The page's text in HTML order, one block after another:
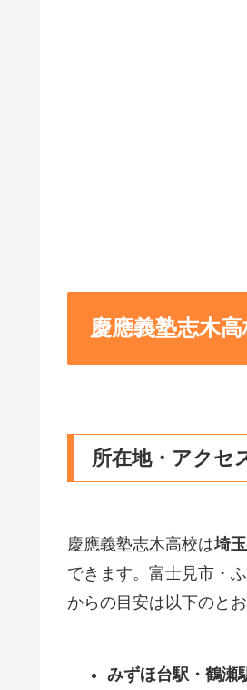
慶應義塾志木
所在地・アクセ
慶應義塾志木高校は埼
できます。富士見市・
からの目安は以下のとお
みずほ台駅・鶴瀬